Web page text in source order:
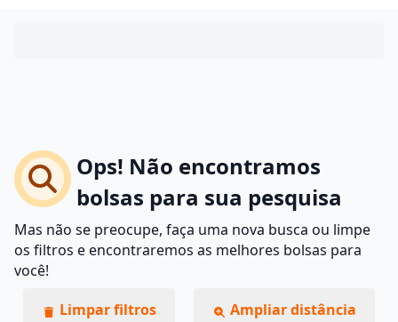
Ops! Não encontramos
bolsas para sua pesquisa
Mas não se preocupe, faça uma nova busca ou limpe
os filtros e encontraremos as melhores bolsas para
você!
Limpar filtros
Ampliar distância